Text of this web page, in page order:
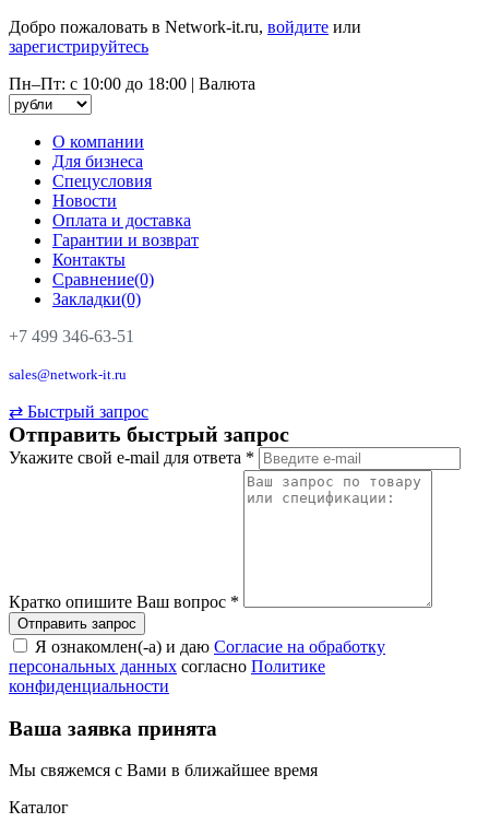
Добро пожаловать в Network-it.ru, войдите или
зарегистрируйтесь
Пн–Пт: с 10:00 до 18:00 | Валюта
О компании
Для бизнеса
Спецусловия
Новости
Оплата и доставка
Гарантии и возврат
Контакты
Сравнение(0)
Закладки(0)
+7 499 346-63-51
sales@network-it.ru
⇄ Быстрый запрос
Отправить быстрый запрос
Укажите свой e-mail для ответа *
Кратко опишите Ваш вопрос *
Я ознакомлен(-а) и даю Согласие на обработку
персональных данных согласно Политике
конфиденциальности
Ваша заявка принята
Мы свяжемся с Вами в ближайшее время
Каталог